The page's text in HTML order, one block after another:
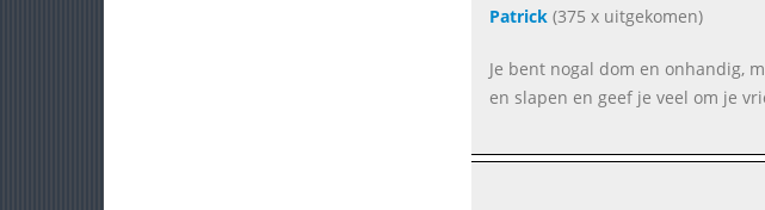
Patrick(375 x uitgekomen)
Je bent nogal dom en onhandig,
en slapen en geef je veel om je